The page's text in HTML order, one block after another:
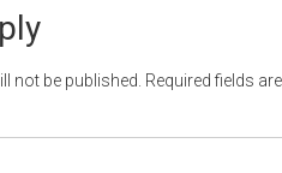
not be published. Required fields